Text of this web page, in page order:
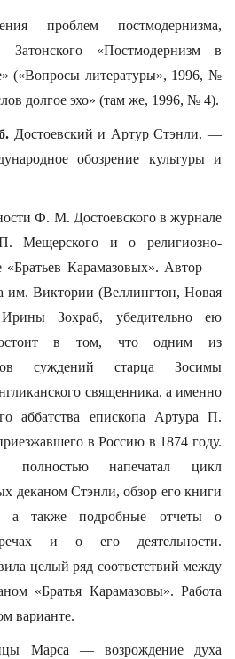
проблем постмодернизма,
Затонского «Постмодернизм в
(«Вопросы литературы», 1996, №
долгое эхо» (там же, 1996, № 4).
Достоевский и Артур Стэнли. —
обозрение культуры и
Ф. М. Достоевского в журнале
Мещерского и о религиозно-
«Братьев Карамазовых». Автор —
им. Виктории (Веллингтон, Новая
Зохраб, убедительно ею
состоит в том, что одним из
суждений старца Зосимы
священника, а именно
аббатства епископа Артура П.
в Россию в 1874 году.
полностью напечатал цикл
деканом Стэнли, обзор его книги
а также подробные отчеты о
и о его деятельности.
целый ряд соответствий между
«Братья Карамазовы». Работа
варианте.
Марса — возрождение духа